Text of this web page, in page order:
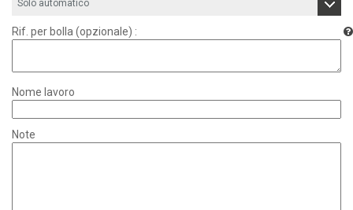
Rif. per bolla (opzionale) :
Nome lavoro
Note